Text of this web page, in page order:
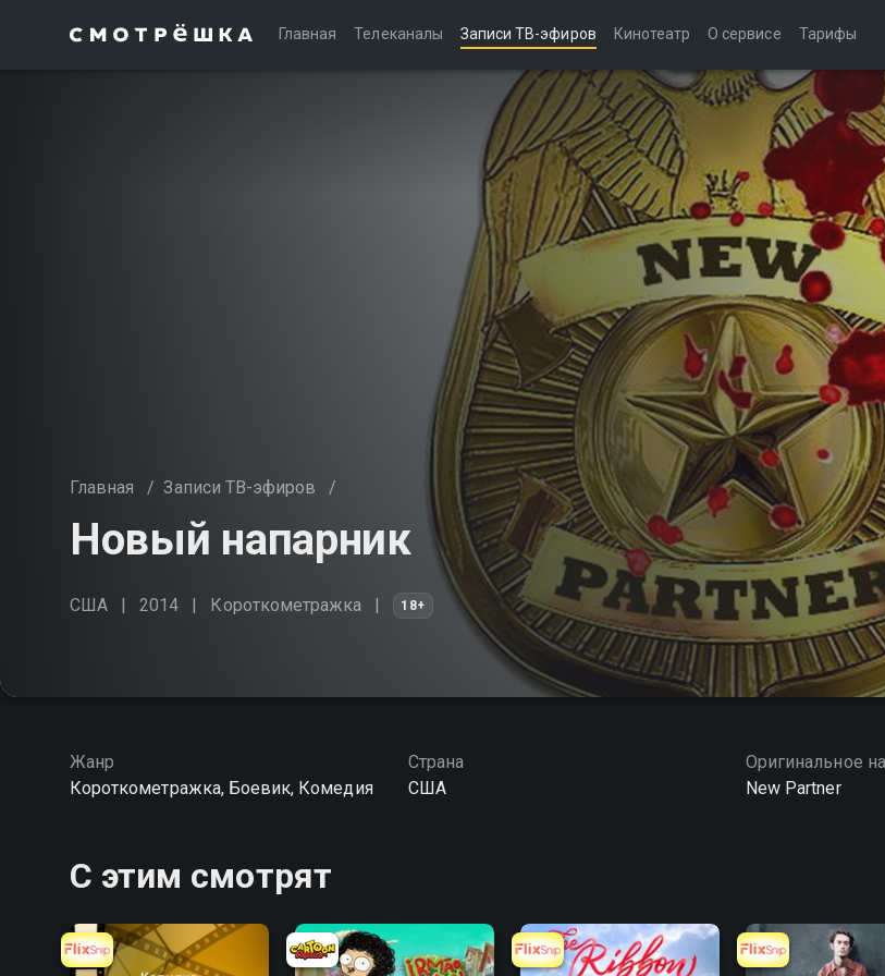
Главная Телеканалы Записи ТВ-эфиров Кинотеатр О сервисе Тарифы
Главная / Записи ТВ-эфиров /
Новый напарник
США 2014 Короткометражка 18+
Жанр
Короткометражка, Боевик, Комедия
Страна
США
Оригинальное
New Partner
С этим смотрят